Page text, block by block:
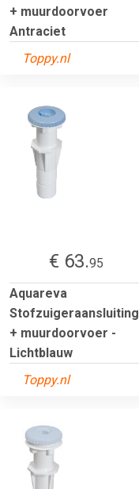
+ muurdoorvoer
Antraciet
Toppy.nl
€ 63.95
Aquareva
Stofzuigeraansluiting
+ muurdoorvoer -
Lichtblauw
Toppy.nl